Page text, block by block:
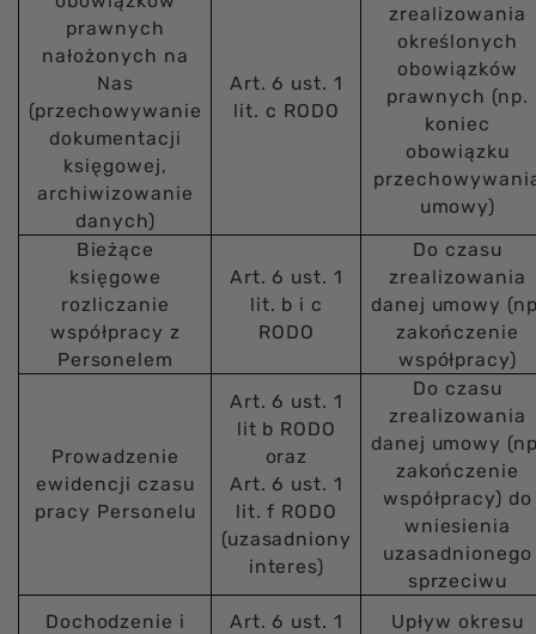
prawnych
nałożonych na
Nas
(przechowywanie
dokumentacji
księgowej,
archiwizowanie
danych)
Art. 6 ust. 1
lit. c RODO
zrealizowania
określonych
obowiązków
prawnych (np.
koniec
obowiązku
umowy)
Bieżące
księgowe
rozliczanie
współpracy z
Personelem
Art. 6 ust. 1
lit. b i c
RODO
Do czasu
zrealizowania
danej umowy
zakończenie
współpracy)
Prowadzenie
ewidencji czasu
pracy Personelu
Art. 6 ust. 1
lit b RODO
oraz
Art. 6 ust. 1
lit. f RODO
(uzasadniony
interes)
Do czasu
zrealizowania
danej umowy
zakończenie
współpracy) do
wniesienia
uzasadnionego
sprzeciwu
Dochodzenie i
Art. 6 ust. 1
Upływ okresu